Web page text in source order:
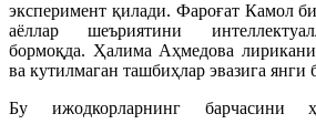
эксперимент қилади. Фароғат Камол
аёллар шеъриятини
бормоқда. Ҳалима Аҳмедова
ва кутилмаган ташбиҳлар эвазига
Бу ижодкорларнинг барчасини